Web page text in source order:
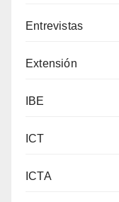
Entrevistas
Extensión
IBE
ICT
ICTA